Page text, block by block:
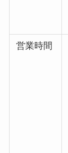
営業時間